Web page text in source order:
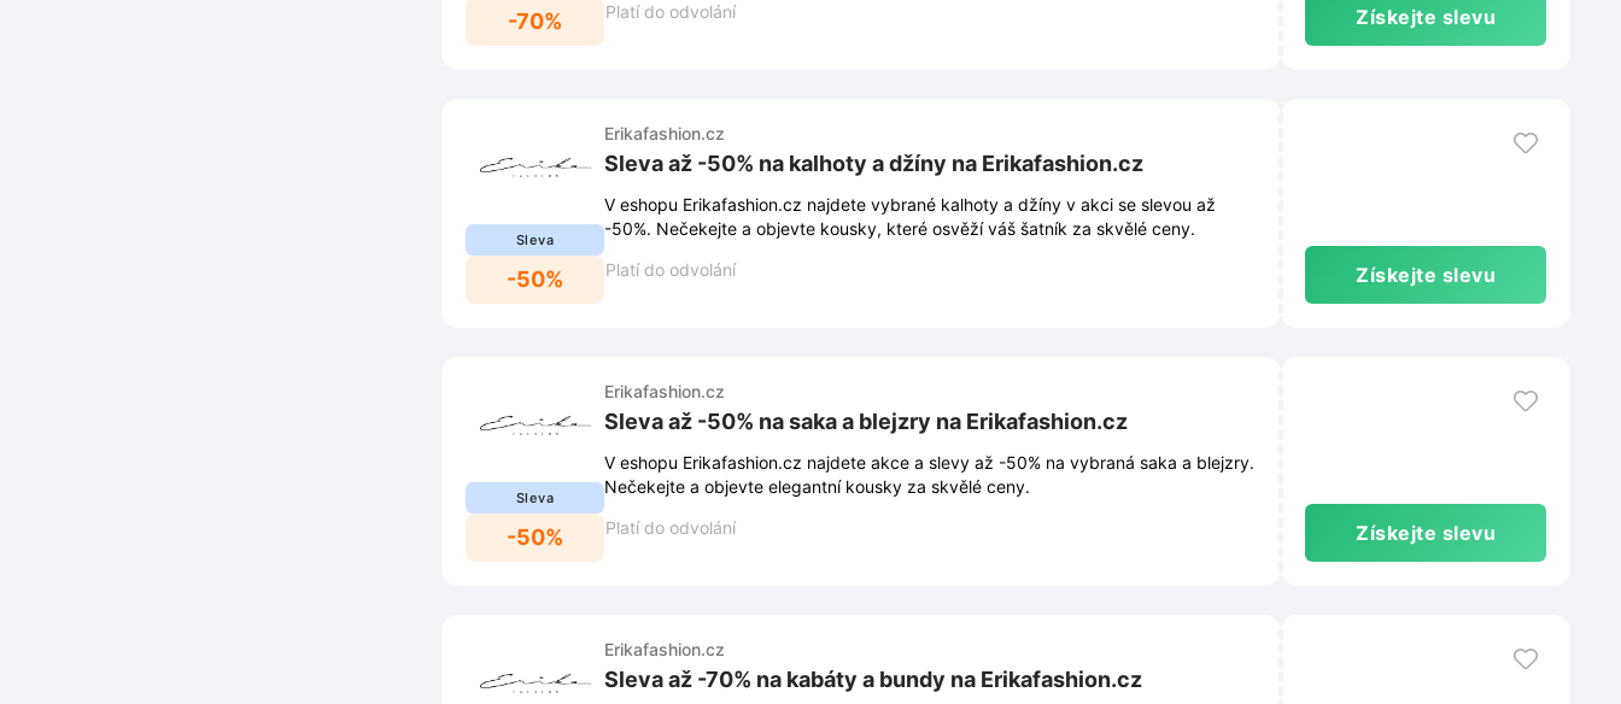
-70%
Platí do odvolání
Získejte slevu
Sleva
-50%
Erikafashion.cz
Sleva až -50% na kalhoty a džíny na Erikafashion.cz
V eshopu Erikafashion.cz najdete vybrané kalhoty a džíny v akci se slevou až
-50%. Nečekejte a objevte kousky, které osvěží váš šatník za skvělé ceny.
Platí do odvolání
Získejte slevu
Sleva
-50%
Erikafashion.cz
Sleva až -50% na saka a blejzry na Erikafashion.cz
V eshopu Erikafashion.cz najdete akce a slevy až -50% na vybraná saka a blejzry.
Nečekejte a objevte elegantní kousky za skvělé ceny.
Platí do odvolání
Získejte slevu
Erikafashion.cz
Sleva až -70% na kabáty a bundy na Erikafashion.cz